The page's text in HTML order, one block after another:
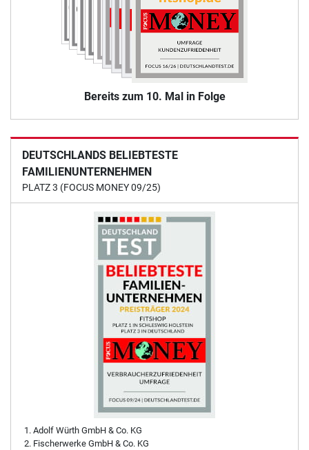
Bereits zum 10. Mal in Folge
DEUTSCHLANDS BELIEBTESTE
FAMILIENUNTERNEHMEN
PLATZ 3 (FOCUS MONEY 09/25)
Adolf Würth GmbH & Co. KG
Fischerwerke GmbH & Co. KG